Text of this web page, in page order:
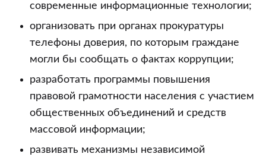
современные информационные технологии;
организовать при органах прокуратуры
телефоны доверия, по которым граждане
могли бы сообщать о фактах коррупции;
разработать программы повышения
правовой грамотности населения с участием
общественных объединений и средств
массовой информации;
развивать механизмы независимой